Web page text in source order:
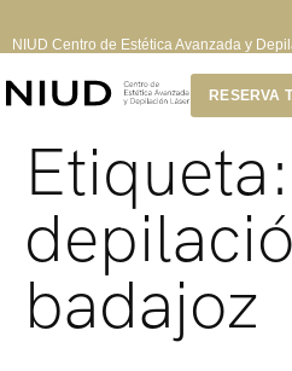
NIUD Centro de Estética Avanzada y
RESERVA
Etiqueta:
badajoz